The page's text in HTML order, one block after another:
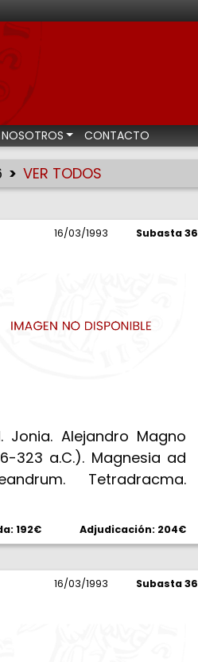
NOSOTROS CONTACTO
VER TODOS
16/03/1993 Subasta 36
Jonia. Alejandro Magno
323 a.C.). Magnesia ad
Tetradracma.
Cabeza de Hércules
con la piel de león. Rev:
Zeus sentado
trono sin respaldo a
192€ Adjudicación: 204€
16/03/1993 Subasta 36